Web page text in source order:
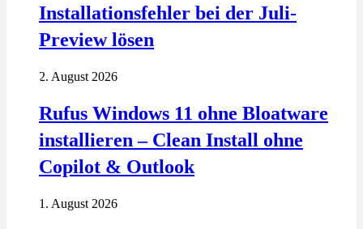
Installationsfehler bei der Juli-
Preview lösen
2. August 2026
Rufus Windows 11 ohne Bloatware
installieren – Clean Install ohne
Copilot & Outlook
1. August 2026